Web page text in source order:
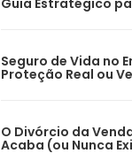
Guia Estratégico
Seguro de Vida no
Proteção Real ou
O Divórcio da
Acaba (ou Nunca